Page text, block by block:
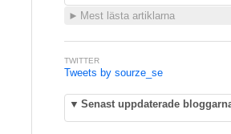
► Mest lästa artiklarna
TWITTER
Tweets by sourze_se
▼ Senast uppdaterade